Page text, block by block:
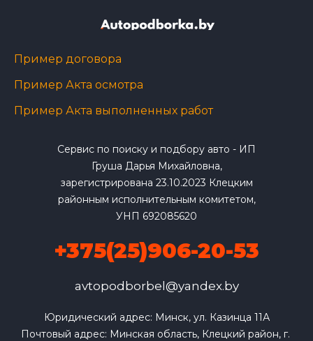
Пример договора
Пример Акта осмотра
Пример Акта выполненных работ
Сервис по поиску и подбору авто - ИП
Груша Дарья Михайловна,
зарегистрирована 23.10.2023 Клецким
районным исполнительным комитетом,
УНП 692085620
+375(25)906-20-53
avtopodborbel@yandex.by
Юридический адрес: Минск, ул. Казинца 11А
Почтовый адрес: Минская область, Клецкий район, г.